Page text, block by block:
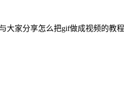
家分享怎么把gif做成视频的教程